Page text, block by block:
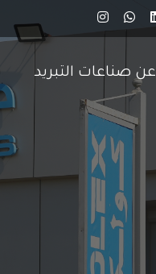
عن صناعات التبريد